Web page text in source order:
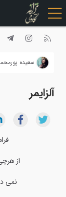
رفتن
به
سعیده
آلزایمر
از
نمی